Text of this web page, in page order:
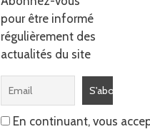
pour être informé
régulièrement des
actualités du site
En continuant, vous